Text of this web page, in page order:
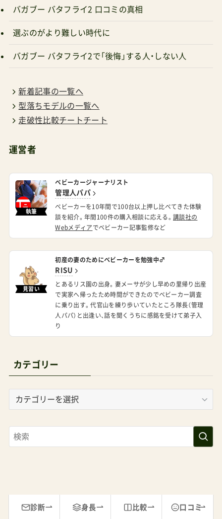
持新カラーバリエーション4色の洗練されたカラ
ー展開新色「サンダー」追加メリオにはないマット
なファブリックの質感よくある質問（FAQ）旧モデ
ルは生産終了になりますか？現時点で生産終了の
発表はありません。ですが、ヌナ（カトージ）のこれ
売からすぐに現行品の在庫処分、そして来年2月あ
たりには完全に市場からお目にかかる機会がなく
えますか？基本的な構造が異なるため、互換性につ
ステム（ベビーシート）については基本的に現行モ
デル（イクサ）と同じものが着くと予想しますが、
コットについてはネクストシリーズ用の新モデル
互換になるでしょう保証内容に違いはあります
行モデルと同じ1年間。サイベックスが2年間保証
なので、使い始めから当初の1年のうちに不具合を
感じたら即時の連絡がキモですよ最後に管理人パ
パ新モデルは、特にハンドル調整機能の搭載によ
り、よりメリオに近づいたと言える。いや、マグネ
ットハーネス（バックル）も考えるとむしろ追い越
アルが見込まれる。それを待っていられない人に
は期待を寄せたいモデルになった 関連記事 ヌナか
らサイベックスメリオのライバルがリニューアル！
年12月13日：発売開始予定試した感想のまとめを
ト／NunaIXXAnext発売時期2024年12月13日価格
バガブー バタフライ2 口コミの真相
選ぶのがより難しい時代に
バガブー バタフライ2で「後悔」する人・しない人
新着記事の一覧へ
型落ちモデルの一覧へ
走破性比較チートチート
運営者
執筆
ベビーカージャーナリスト
管理人パパ
ベビーカーを10年間で100台以上押し比べてきた体験
談を紹介。年間100件の購入相談に応える。講談社の
Webメディア でベビーカー記事監修など
見習い
初産の妻のためにベビーカーを勉強中♂
RISU
とあるリス園の出身。妻メーサが少し早めの里帰り出産
で実家へ帰ったため時間ができたのでベビーカー調査
に乗り出す。代官山を練り歩いていたところ隊長（管理
人パパ）と出逢い、話を聞くうちに感銘を受けて弟子入
り
カテゴリー
リ
ー
診断 身長 比較 口コミ